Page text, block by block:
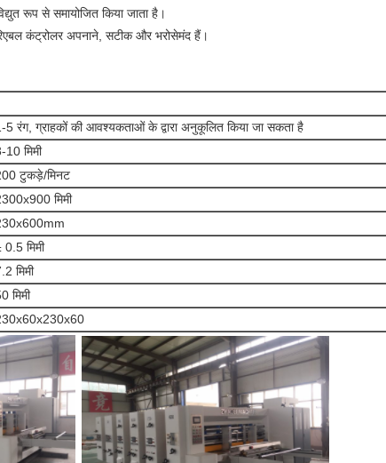
रूप से समायोजित किया जाता है।
कंट्रोलर अपनाने, सटीक और भरोसेमंद हैं।
5 रंग, ग्राहकों की आवश्यकताओं के द्वारा अनुकूलित किया जा सकता है
10 मिमी
टुकड़े/मिनट
मिमी
0.5 मिमी
मिमी
मिमी